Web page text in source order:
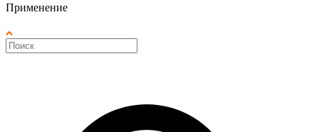
Применение